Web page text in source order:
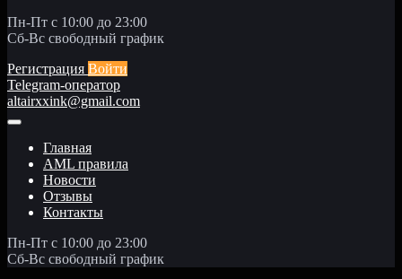
Пн-Пт с 10:00 до 23:00
Сб-Вс свободный график
Регистрация Войти
Telegram-оператор
altairxxink@gmail.com
Главная
AML правила
Новости
Отзывы
Контакты
Пн-Пт с 10:00 до 23:00
Сб-Вс свободный график